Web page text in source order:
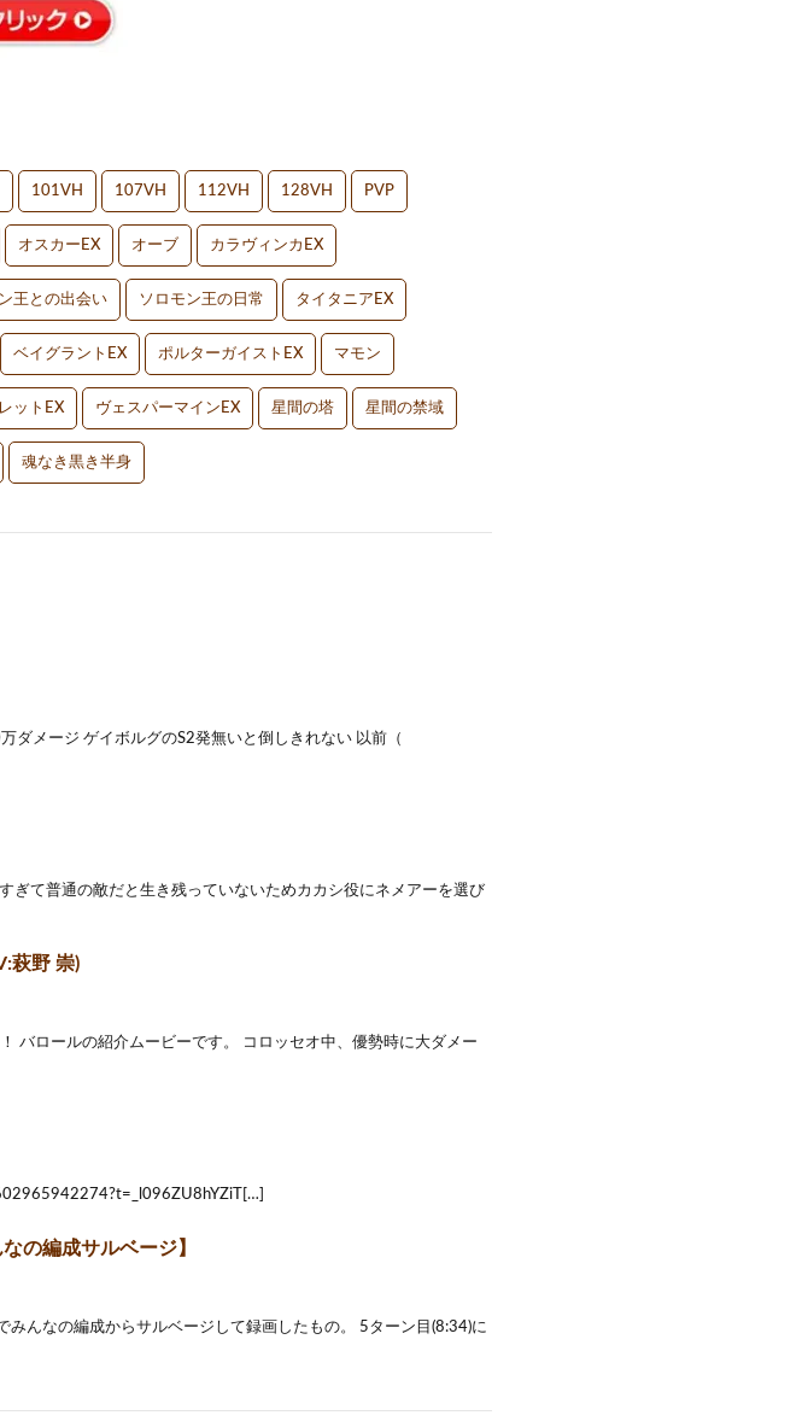
101VH 107VH 112VH 128VH PVP
オスカーEX オーブ カラヴィンカEX
王との出会い ソロモン王の日常 タイタニアEX
ベイグラントEX ポルターガイストEX マモン
ットEX ヴェスパーマインEX 星間の塔 星間の禁域
魂なき黒き半身
ダメージ ゲイボルグのS2発無いと倒しきれない 以前（
ぎて普通の敵だと生き残っていないためカカシ役にネメアーを選び
萩野 崇)
バロールの紹介ムービーです。 コロッセオ中、優勢時に大ダメー
の編成サルベージ】
んなの編成からサルベージして録画したもの。 5ターン目(8:34)に